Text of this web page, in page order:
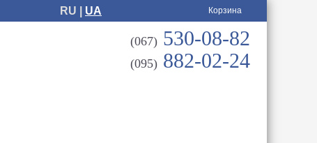
RU | UA Корзина
(067) 530-08-82
(095) 882-02-24